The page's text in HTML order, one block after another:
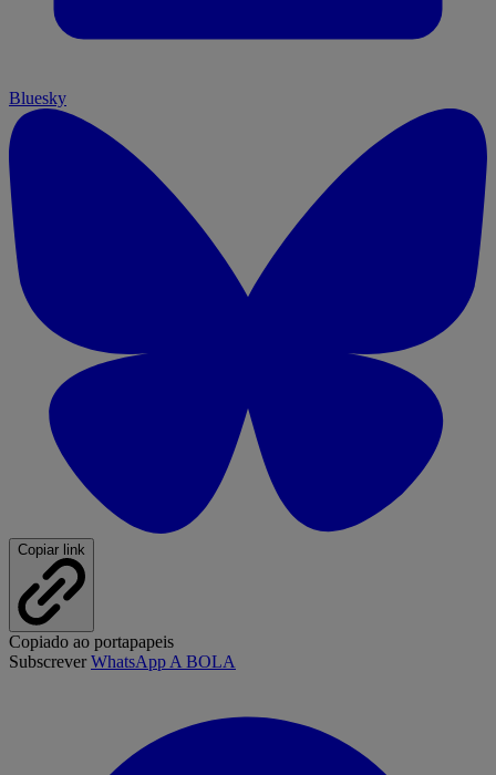
Bluesky
Copiar link
Copiado ao portapapeis
SubscreverWhatsApp A BOLA